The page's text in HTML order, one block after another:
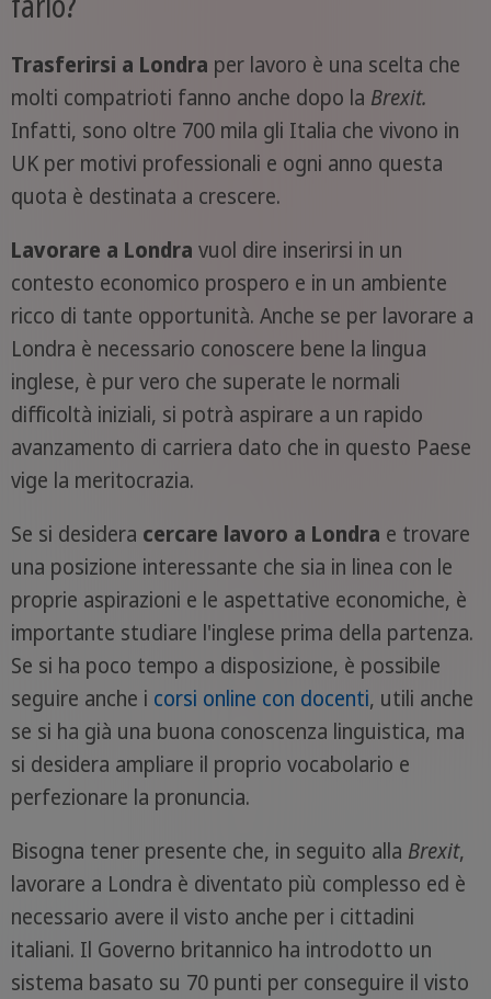
Trasferirsi a Londra per lavoro è una scelta che
molti compatrioti fanno anche dopo la Brexit.
Infatti, sono oltre 700 mila gli Italia che vivono in
UK per motivi professionali e ogni anno questa
quota è destinata a crescere.
Lavorare a Londra vuol dire inserirsi in un
contesto economico prospero e in un ambiente
ricco di tante opportunità. Anche se per lavorare a
Londra è necessario conoscere bene la lingua
inglese, è pur vero che superate le normali
difficoltà iniziali, si potrà aspirare a un rapido
avanzamento di carriera dato che in questo Paese
vige la meritocrazia.
Se si desidera cercare lavoro a Londra e trovare
una posizione interessante che sia in linea con le
proprie aspirazioni e le aspettative economiche, è
importante studiare l'inglese prima della partenza.
Se si ha poco tempo a disposizione, è possibile
seguire anche i corsi online con docenti, utili anche
se si ha già una buona conoscenza linguistica, ma
si desidera ampliare il proprio vocabolario e
perfezionare la pronuncia.
Bisogna tener presente che, in seguito alla Brexit,
lavorare a Londra è diventato più complesso ed è
necessario avere il visto anche per i cittadini
italiani. Il Governo britannico ha introdotto un
sistema basato su 70 punti per conseguire il visto